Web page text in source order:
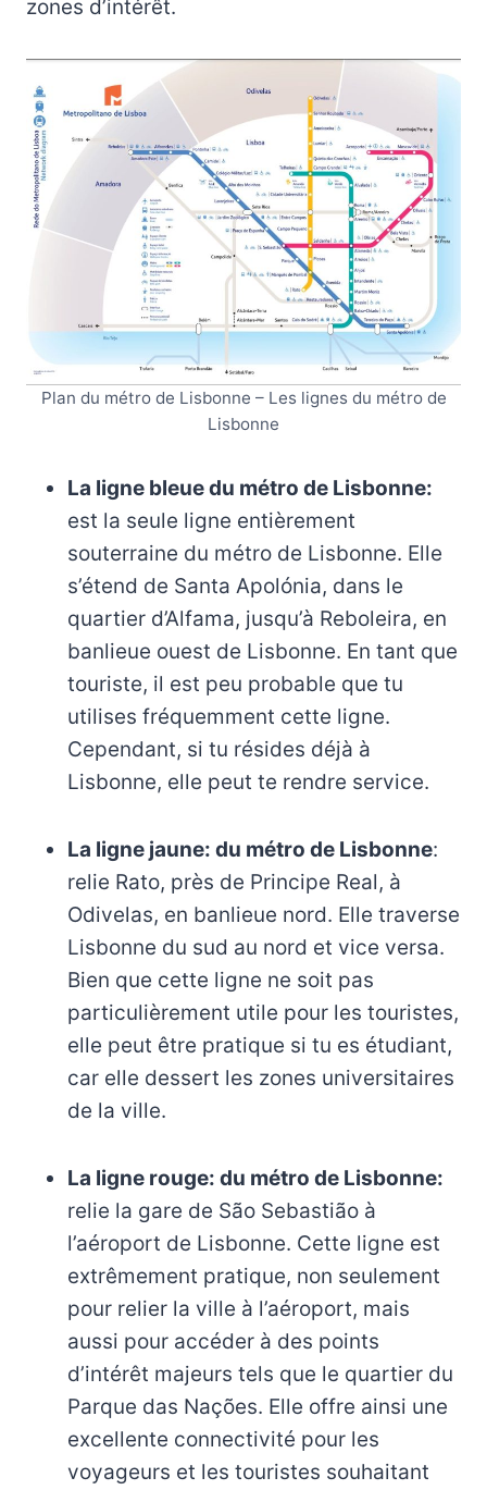
zones d’intérêt.
Plan du métro de Lisbonne – Les lignes du métro de
Lisbonne
La ligne bleue du métro de Lisbonne:
est la seule ligne entièrement
souterraine du métro de Lisbonne. Elle
s’étend de Santa Apolónia, dans le
quartier d’Alfama, jusqu’à Reboleira, en
banlieue ouest de Lisbonne. En tant que
touriste, il est peu probable que tu
utilises fréquemment cette ligne.
Cependant, si tu résides déjà à
Lisbonne, elle peut te rendre service.
La ligne jaune: du métro de Lisbonne:
relie Rato, près de Principe Real, à
Odivelas, en banlieue nord. Elle traverse
Lisbonne du sud au nord et vice versa.
Bien que cette ligne ne soit pas
particulièrement utile pour les touristes,
elle peut être pratique si tu es étudiant,
car elle dessert les zones universitaires
de la ville.
La ligne rouge: du métro de Lisbonne:
relie la gare de São Sebastião à
l’aéroport de Lisbonne. Cette ligne est
extrêmement pratique, non seulement
pour relier la ville à l’aéroport, mais
aussi pour accéder à des points
d’intérêt majeurs tels que le quartier du
Parque das Nações. Elle offre ainsi une
excellente connectivité pour les
voyageurs et les touristes souhaitant